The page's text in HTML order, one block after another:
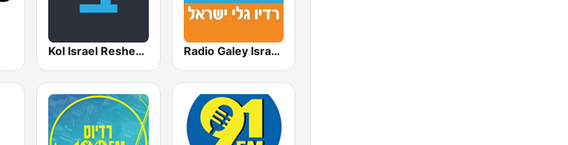
Kol Israel Reshet Bet Radio Galey Israel (רדיו גלי ישראל)